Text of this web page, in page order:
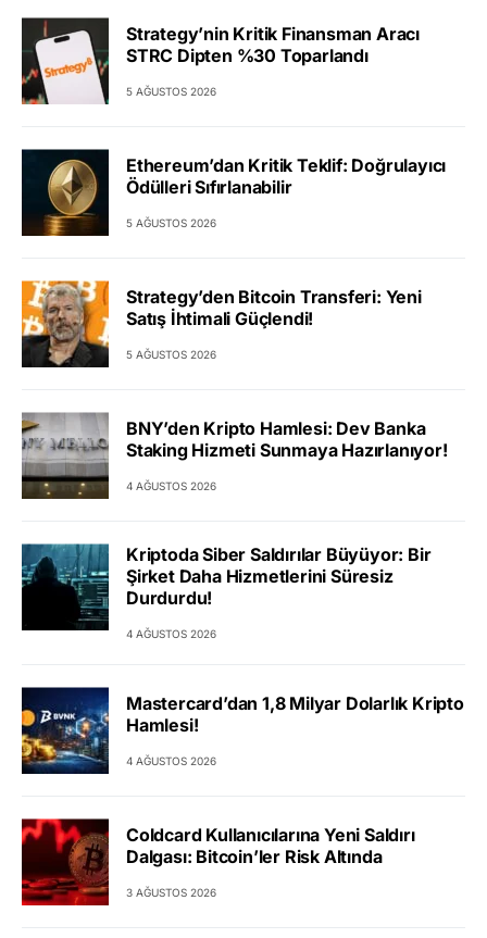
Strategy’nin Kritik Finansman Aracı
STRC Dipten %30 Toparlandı
5 AĞUSTOS 2026
Ethereum’dan Kritik Teklif: Doğrulayıcı
Ödülleri Sıfırlanabilir
5 AĞUSTOS 2026
Strategy’den Bitcoin Transferi: Yeni
Satış İhtimali Güçlendi!
5 AĞUSTOS 2026
BNY’den Kripto Hamlesi: Dev Banka
Staking Hizmeti Sunmaya Hazırlanıyor!
4 AĞUSTOS 2026
Kriptoda Siber Saldırılar Büyüyor: Bir
Şirket Daha Hizmetlerini Süresiz
Durdurdu!
4 AĞUSTOS 2026
Mastercard’dan 1,8 Milyar Dolarlık Kripto
Hamlesi!
4 AĞUSTOS 2026
Coldcard Kullanıcılarına Yeni Saldırı
Dalgası: Bitcoin’ler Risk Altında
3 AĞUSTOS 2026